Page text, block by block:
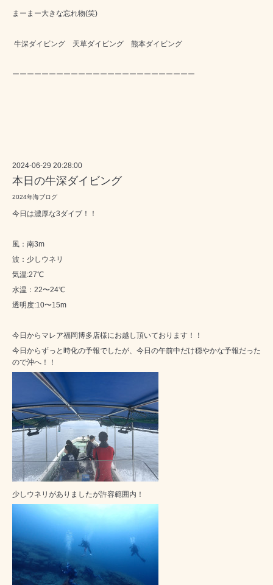
まーまー大きな忘れ物(笑)
牛深ダイビング 天草ダイビング 熊本ダイビング
ーーーーーーーーーーーーーーーーーーーーーーーーー
2024-06-29 20:28:00
本日の牛深ダイビング
2024年海ブログ
今日は濃厚な3ダイブ！！
風：南3m
波：少しウネリ
気温:27℃
水温：22〜24℃
透明度:10〜15m
今日から マレア福岡博多店様にお越し頂いております！！
今日からずっと時化の予報でしたが、今日の午前中だけ穏やかな予報だった
ので沖へ！！
少しウネリがありましたが許容範囲内！